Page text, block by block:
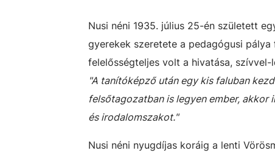
Nusi néni 1935. július 25-én született
gyerekek szeretete a pedagógusi
felelősségteljes volt a hivatása,
"A tanítóképző után egy kis faluban
felsőtagozatban is legyen ember,
és irodalomszakot."
Nusi néni nyugdíjas koráig a lenti